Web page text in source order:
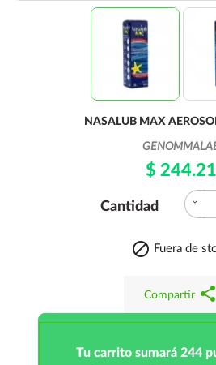
NASALUB MAX
$ 244.21
Cantidad expand_more
 Fuera de
Compartir share
Tu carrito sumará 244